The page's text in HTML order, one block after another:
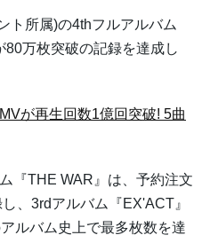
ト所属)の4thフルアルバム
80万枚突破の記録を達成し
が再生回数1億回突破! 5曲
『THE WAR』は、予約注文
、3rdアルバム『EX'ACT』
ルバム史上で最多枚数を達